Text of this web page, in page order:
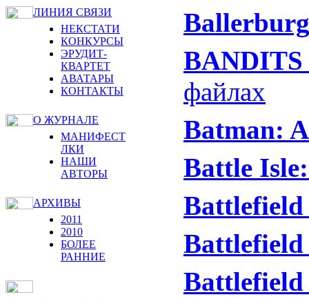
ЛИНИЯ СВЯЗИ
НЕКСТАТИ
КОНКУРСЫ
ЭРУДИТ-
КВАРТЕТ
АВАТАРЫ
КОНТАКТЫ
О ЖУРНАЛЕ
МАНИФЕСТ
ЛКИ
НАШИ
АВТОРЫ
АРХИВЫ
2011
2010
БОЛЕЕ
РАННИЕ
Ballerburg
BANDITS
файлах
Batman:
Battle
Battlefield
Battlefield
Battlefield